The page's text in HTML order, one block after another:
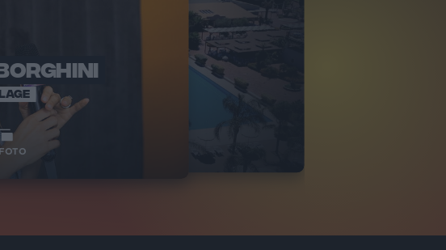
FOTO
RADIO ITALIA
VOI TANKA VILLAGE